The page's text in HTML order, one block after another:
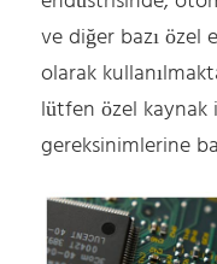
ve diğer bazı özel
olarak
lütfen özel kaynak
gereksinimlerine